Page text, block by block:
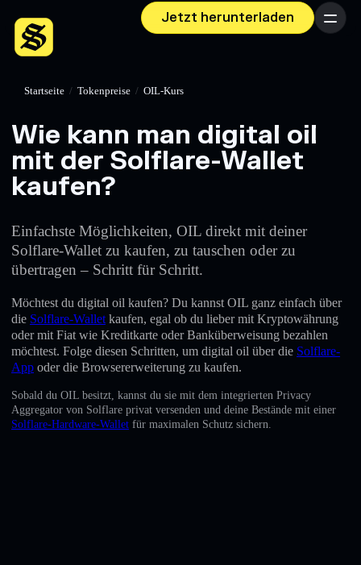
Jetzt herunterladen Menü
English
Deutsch
Startseite / Tokenpreise / OIL-Kurs
Wie kann man digital oil
mit der Solflare-Wallet
kaufen?
Einfachste Möglichkeiten, OIL direkt mit deiner
Solflare-Wallet zu kaufen, zu tauschen oder zu
übertragen – Schritt für Schritt.
Möchtest du digital oil kaufen? Du kannst OIL ganz einfach über
die Solflare-Wallet kaufen, egal ob du lieber mit Kryptowährung
oder mit Fiat wie Kreditkarte oder Banküberweisung bezahlen
möchtest. Folge diesen Schritten, um digital oil über die Solflare-
App oder die Browsererweiterung zu kaufen.
Sobald du OIL besitzt, kannst du sie mit dem integrierten Privacy
Aggregator von Solflare privat versenden und deine Bestände mit einer
Solflare-Hardware-Wallet für maximalen Schutz sichern.